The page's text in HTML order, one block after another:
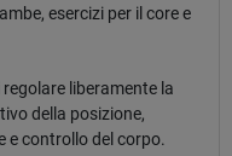
esercizi per il core e
liberamente la
della posizione,
e controllo del corpo.